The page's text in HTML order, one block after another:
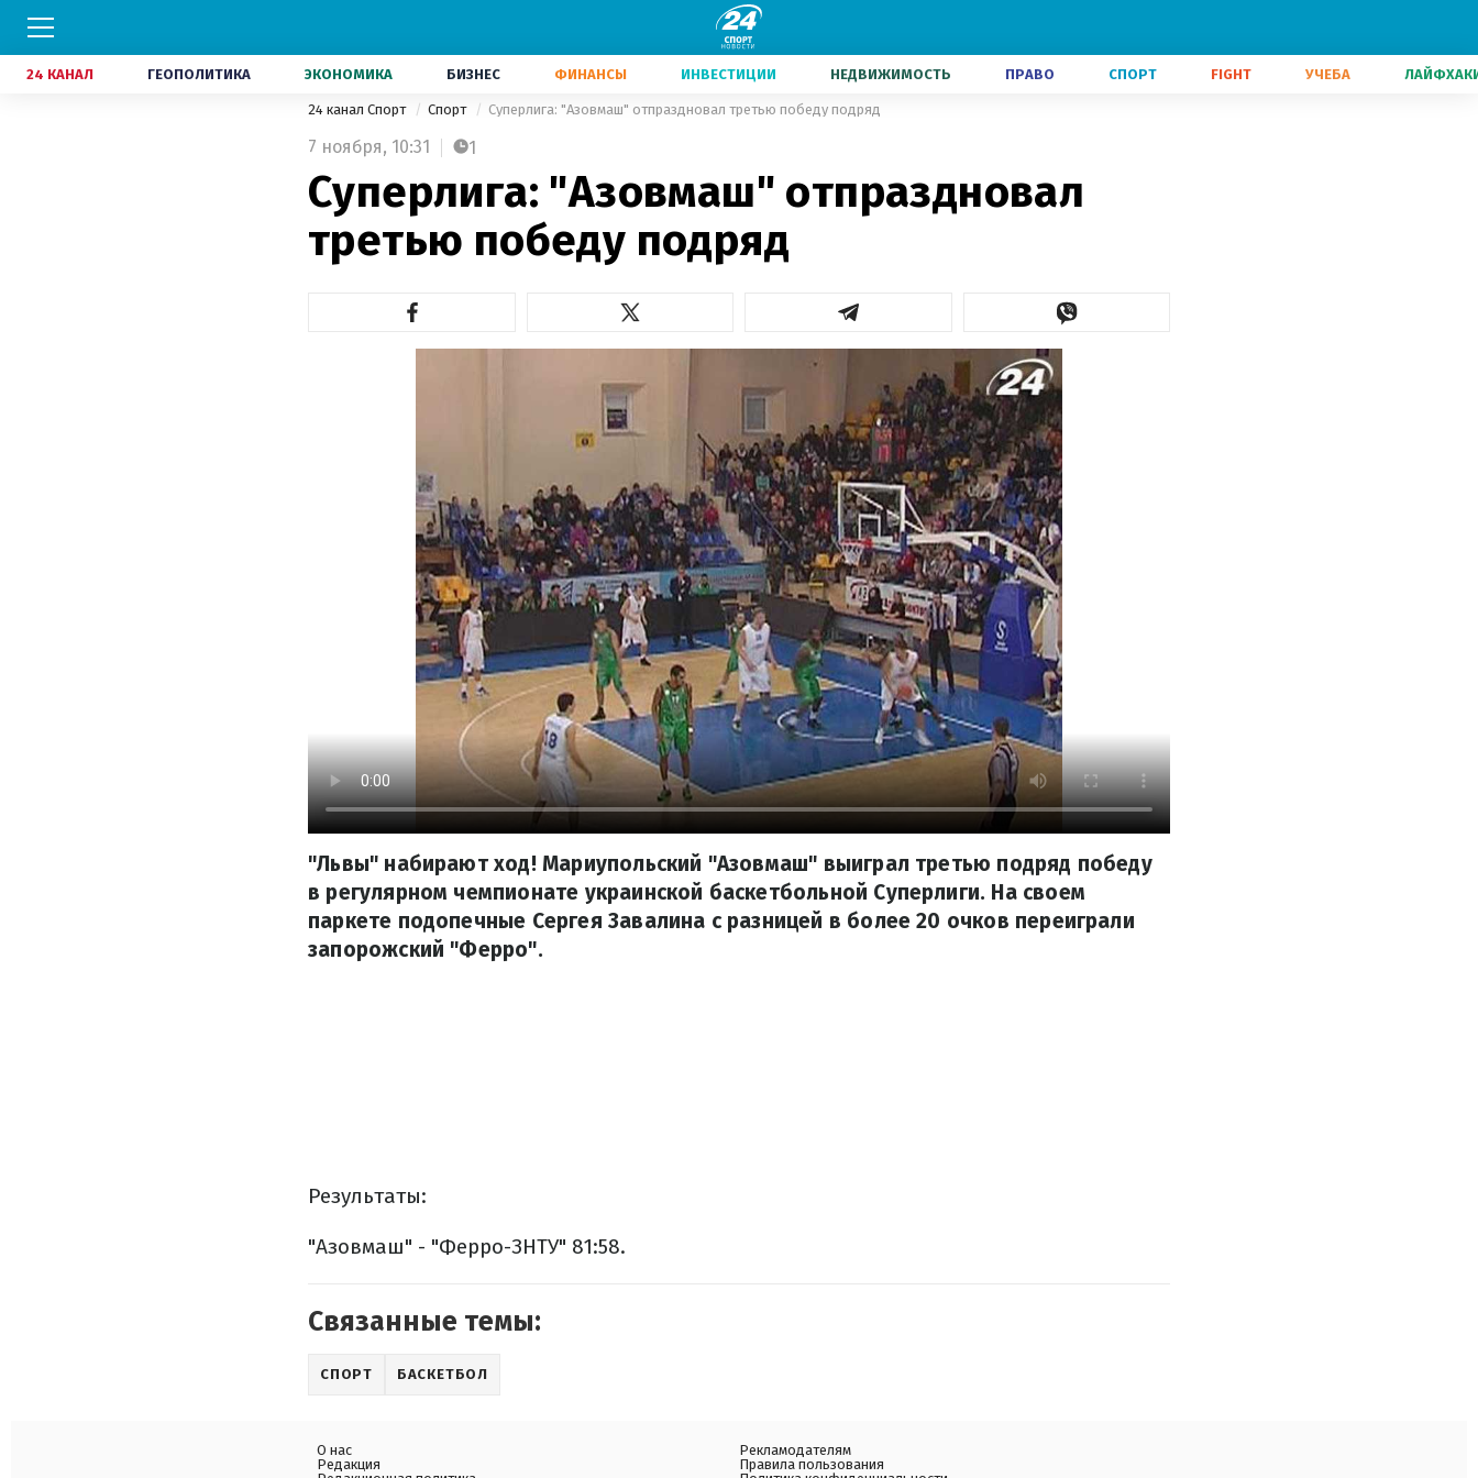
24 КАНАЛ ГЕОПОЛИТИКА ЭКОНОМИКА БИЗНЕС ФИНАНСЫ ИНВЕСТИЦИИ НЕДВИЖИМОСТЬ ПРАВО СПОРТ FIGHT УЧЕБА
24 канал Спорт Спорт Суперлига: "Азовмаш" отпраздновал третью победу подряд
7 ноября, 10:31 1
Суперлига: "Азовмаш" отпраздновал
третью победу подряд
"Львы" набирают ход! Мариупольский "Азовмаш" выиграл третью подряд победу
в регулярном чемпионате украинской баскетбольной Суперлиги. На своем
паркете подопечные Сергея Завалина с разницей в более 20 очков переиграли
запорожский "Ферро".
Результаты:
"Азовмаш" - "Ферро-ЗНТУ" 81:58.
Связанные темы:
СПОРТ БАСКЕТБОЛ
О нас
Редакция
Рекламодателям
Правила пользования